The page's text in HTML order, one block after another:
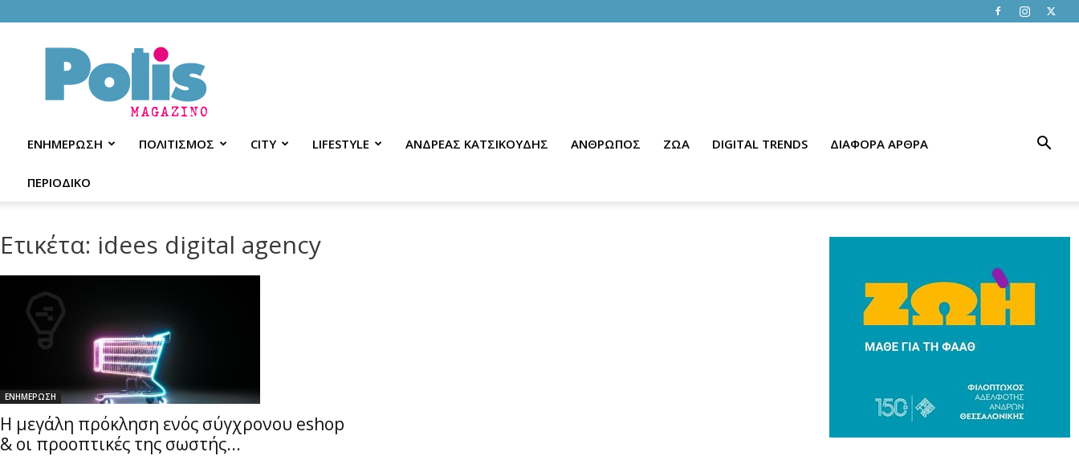
Polis
Magazino
ΕΝΗΜΕΡΩΣΗ ΠΟΛΙΤΙΣΜΟΣ CITY LIFESTYLE ΑΝΔΡΕΑΣ ΚΑΤΣΙΚΟΥΔΗΣ ΑΝΘΡΩΠΟΣ ΖΩΑ DIGITAL TRENDS ΔΙΑΦΟΡΑ ΑΡΘΡΑ
ΠΕΡΙΟΔΙΚΟ
Ετικέτα: idees digital agency
ΕΝΗΜΕΡΩΣΗ
Η μεγάλη πρόκληση ενός σύγχρονου eshop
& οι προοπτικές της σωστής...